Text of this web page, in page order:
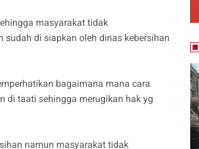
masyarakat tidak
di siapkan oleh dinas kebersihan
bagaimana mana cara
di taati sehingga merugikan hak yg
namun masyarakat tidak